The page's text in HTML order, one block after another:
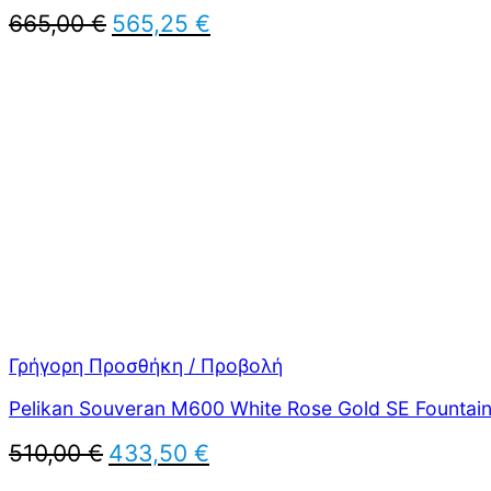
665,00€ Original
price
565,25 €
τρέχουσα
Γρήγορη Προσθήκη / Προβολή
Pelikan Souveran M600 White Rose Gold SE
510,00€ Original
price
433,50 €
τρέχουσα